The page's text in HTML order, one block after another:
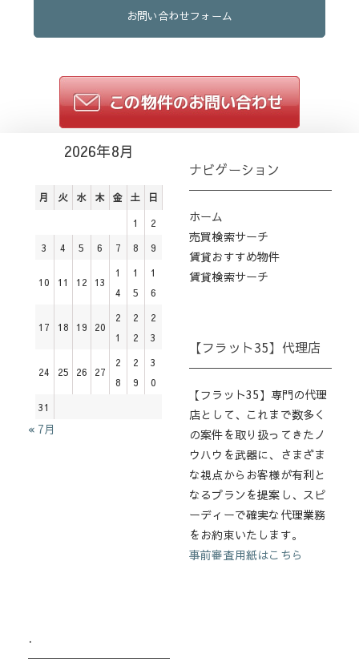
お問い合わせフォーム
2026年8月
月 火 水 木 金 土 日
1
2
3
4 5 6 7 8 9
10 11 12 13
1
4
1
5
1
6
17 18 19 20
2
1
2
2
2
3
24 25 26 27
2
8
2
9
3
0
31
« 7月
ナビゲーション
ホーム
売買検索サーチ
賃貸おすすめ物件
賃貸検索サーチ
【フラット35】代理店
【フラット35】専門の代理
店として、これまで数多く
の案件を取り扱ってきたノ
ウハウを武器に、さまざま
な視点からお客様が有利と
なるプランを提案し、スピ
ーディーで確実な代理業務
をお約束いたします。
事前審査用紙はこちら
.